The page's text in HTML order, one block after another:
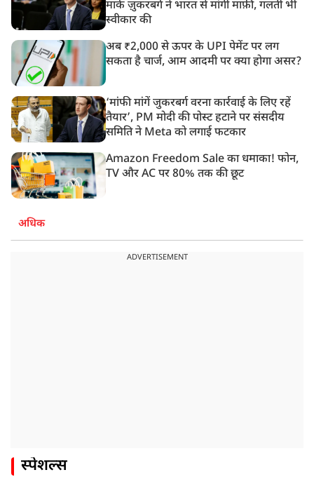
मार्क ज़ुकरबर्ग ने भारत से मांगी माफ़ी, गलती भी
स्वीकार की
अब ₹2,000 से ऊपर के UPI पेमेंट पर लग
सकता है चार्ज, आम आदमी पर क्या होगा असर?
‘मांफी मांगें जुकरबर्ग वरना कार्रवाई के लिए रहें
तैयार’, PM मोदी की पोस्ट हटाने पर संसदीय
समिति ने Meta को लगाई फटकार
Amazon Freedom Sale का धमाका! फोन,
TV और AC पर 80% तक की छूट
अधिक
ADVERTISEMENT
स्पेशल्स